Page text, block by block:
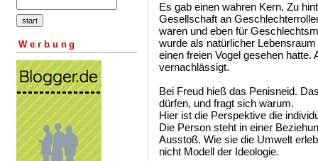
Werbung
Es gab einen wahren Kern. Zu
Gesellschaft an
waren und eben für
wurde als natürlicher
einen freien Vogel gesehen
vernachlässigt.
Bei Freud hieß das Penisneid.
dürfen, und fragt sich warum.
Hier ist die Perspektive die
Die Person steht in einer
Ausstoß. Wie sie die Umwelt
nicht Modell der Ideologie.